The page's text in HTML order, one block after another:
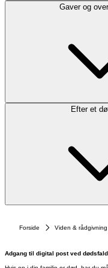
Gaver og
Efter et
Forside Viden & rådgivning
Adgang til digital post ved dødsfald